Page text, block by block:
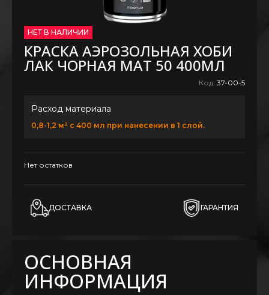
НЕТ В НАЛИЧИИ
КРАСКА АЭРОЗОЛЬНАЯ ХОБИ
ЛАК ЧОРНАЯ МАТ 50 400МЛ
Код: 37-00-5
Расход материала
0,8-1,2 м² с 400 мл при нанесении в 1 слой.
Нет остатков
ДОСТАВКА ГАРАНТИЯ
ОСНОВНАЯ
ИНФОРМАЦИЯ